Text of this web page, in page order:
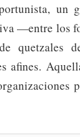
un
—entre los
quetzales
afines.